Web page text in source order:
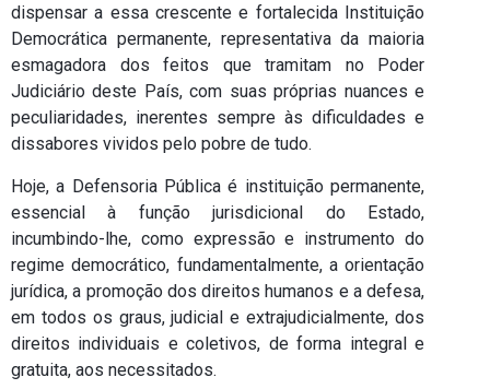
dispensar a essa crescente e fortalecida Instituição
Democrática permanente, representativa da maioria
esmagadora dos feitos que tramitam no Poder
Judiciário deste País, com suas próprias nuances e
peculiaridades, inerentes sempre às dificuldades e
dissabores vividos pelo pobre de tudo.
Hoje, a Defensoria Pública é instituição permanente,
essencial à função jurisdicional do Estado,
incumbindo-lhe, como expressão e instrumento do
regime democrático, fundamentalmente, a orientação
jurídica, a promoção dos direitos humanos e a defesa,
em todos os graus, judicial e extrajudicialmente, dos
direitos individuais e coletivos, de forma integral e
gratuita, aos necessitados.